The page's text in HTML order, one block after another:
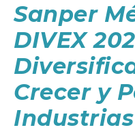
Sanper
DIVEX
Crecer y
Industrias